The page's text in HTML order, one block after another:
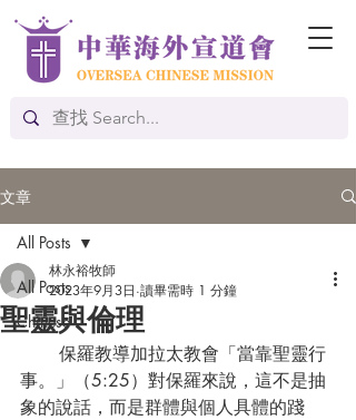
文章
All Posts
Chinese
All Posts
聖靈與倫理
林永裕牧師
2023年9月3日 讀畢需時 1 分鐘
事。」（5:25）對保羅來說，這不是抽
象的說話，而是群體與個人具體的踐